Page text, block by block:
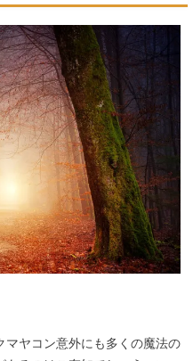
マヤコン意外にも多くの魔法の